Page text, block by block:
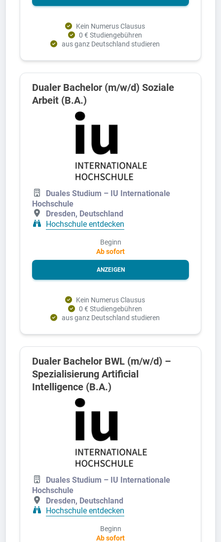
Kein Numerus Clausus
0 € Studiengebühren
aus ganz Deutschland studieren
Dualer Bachelor (m/w/d) Soziale
Arbeit (B.A.)
Duales Studium – IU Internationale
Hochschule
Dresden, Deutschland
Hochschule entdecken
Beginn
Ab sofort
ANZEIGEN
Kein Numerus Clausus
0 € Studiengebühren
aus ganz Deutschland studieren
Dualer Bachelor BWL (m/w/d) –
Spezialisierung Artificial
Intelligence (B.A.)
Duales Studium – IU Internationale
Hochschule
Dresden, Deutschland
Hochschule entdecken
Beginn
Ab sofort